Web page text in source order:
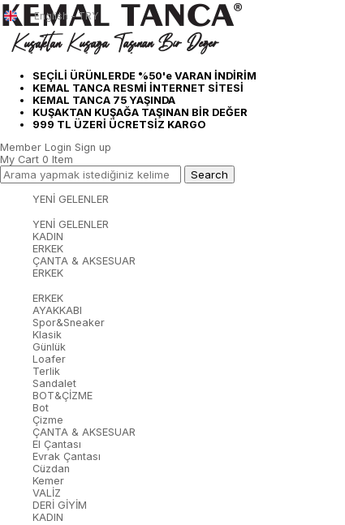
SEÇİLİ ÜRÜNLERDE %50'e VARAN İNDİRİM
KEMAL TANCA RESMİ İNTERNET SİTESİ
KEMAL TANCA 75 YAŞINDA
KUŞAKTAN KUŞAĞA TAŞINAN BİR DEĞER
999 TL ÜZERİ ÜCRETSİZ KARGO
English - TRY
Member Login Sign up
My Cart 0 Item
YENİ GELENLER
YENİ GELENLER
KADIN
ERKEK
ÇANTA & AKSESUAR
ERKEK
ERKEK
AYAKKABI
Spor&Sneaker
Klasik
Günlük
Loafer
Terlik
Sandalet
BOT&ÇİZME
Bot
Çizme
ÇANTA & AKSESUAR
El Çantası
Evrak Çantası
Cüzdan
Kemer
VALİZ
DERİ GİYİM
KADIN